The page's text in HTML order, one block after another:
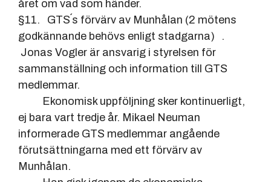
året om vad som händer.
§11. GTS´s förvärv av Munhålan (2 mötens
godkännande behövs enligt stadgarna) .
Jonas Vogler är ansvarig i styrelsen för
sammanställning och information till GTS
medlemmar.
Ekonomisk uppföljning sker kontinuerligt,
ej bara vart tredje år. Mikael Neuman
informerade GTS medlemmar angående
förutsättningarna med ett förvärv av
Munhålan.